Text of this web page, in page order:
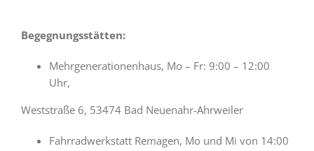
Begegnungsstätten:
Mehrgenerationenhaus, Mo – Fr: 9:00 – 12:00
Uhr,
Weststraße 6, 53474 Bad Neuenahr-Ahrweiler
Fahrradwerkstatt Remagen, Mo und Mi von 14:00